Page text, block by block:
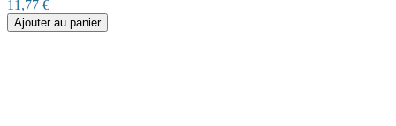
11,77 €
Ajouter au panier